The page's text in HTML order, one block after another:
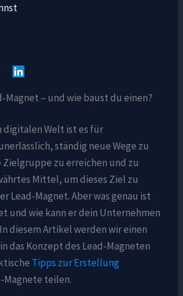
Magnet – und wie baust du einen?
digitalen Welt ist es für
ständig neue Wege zu
zu erreichen und zu
Mittel, um dieses Ziel zu
Lead-Magnet. Aber was genau ist
und wie kann er dein Unternehmen
diesem Artikel werden wir einen
das Konzept des Lead-Magneten
Tipps zur Erstellung
Magnete teilen.